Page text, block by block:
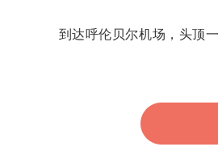
到达呼伦贝尔机场，头顶